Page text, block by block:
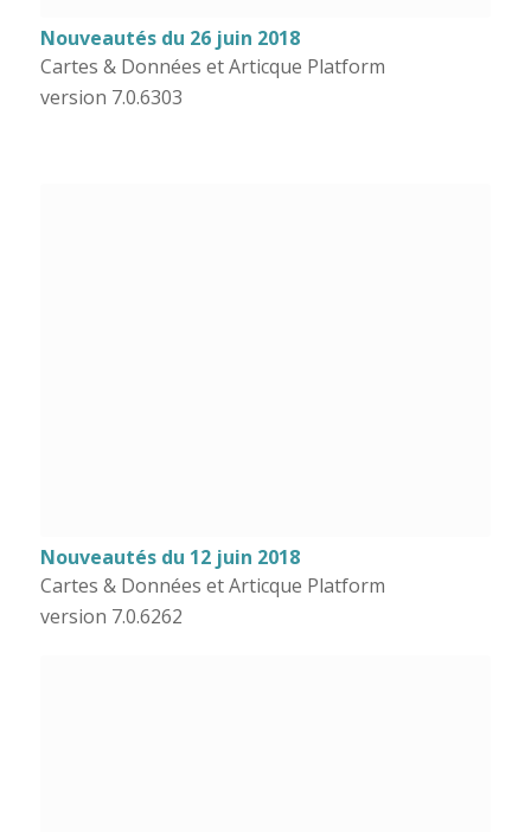
Nouveautés du 26 juin 2018
Cartes & Données et Articque Platform
version 7.0.6303
Nouveautés du 12 juin 2018
Cartes & Données et Articque Platform
version 7.0.6262